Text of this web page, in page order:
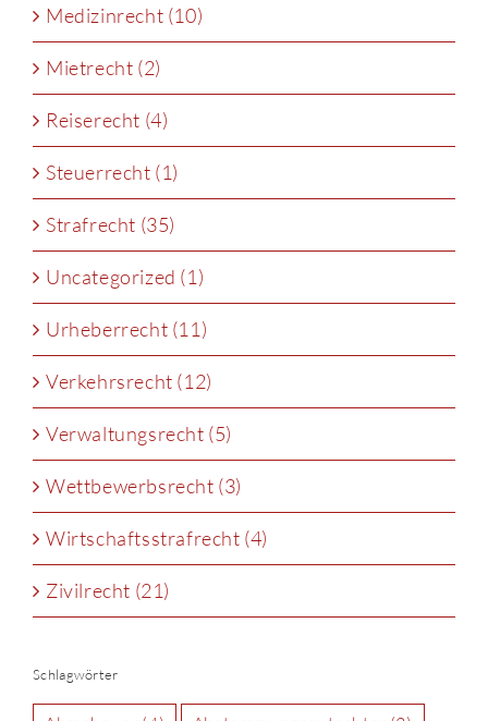
Medizinrecht (10)
Mietrecht (2)
Reiserecht (4)
Steuerrecht (1)
Strafrecht (35)
Uncategorized (1)
Urheberrecht (11)
Verkehrsrecht (12)
Verwaltungsrecht (5)
Wettbewerbsrecht (3)
Wirtschaftsstrafrecht (4)
Zivilrecht (21)
Schlagwörter